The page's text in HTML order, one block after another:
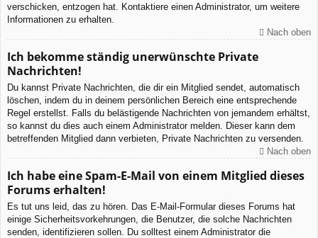
verschicken, entzogen hat. Kontaktiere einen Administrator, um weitere
Informationen zu erhalten.
Nach oben
Ich bekomme ständig unerwünschte Private
Nachrichten!
Du kannst Private Nachrichten, die dir ein Mitglied sendet, automatisch
löschen, indem du in deinem persönlichen Bereich eine entsprechende
Regel erstellst. Falls du belästigende Nachrichten von jemandem erhältst,
so kannst du dies auch einem Administrator melden. Dieser kann dem
betreffenden Mitglied dann verbieten, Private Nachrichten zu versenden.
Nach oben
Ich habe eine Spam-E-Mail von einem Mitglied dieses
Forums erhalten!
Es tut uns leid, das zu hören. Das E-Mail-Formular dieses Forums hat
einige Sicherheitsvorkehrungen, die Benutzer, die solche Nachrichten
senden, identifizieren sollen. Du solltest einem Administrator die